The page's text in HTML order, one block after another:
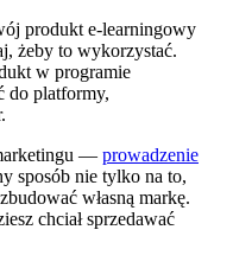
produkt e-learningowy
żeby to wykorzystać.
w programie
do platformy,
— prowadzenie
sposób nie tylko na to,
własną markę.
chciał sprzedawać